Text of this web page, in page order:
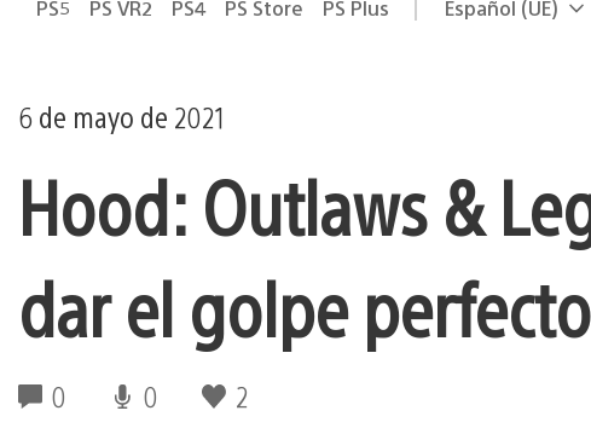
PS5 PS VR2 PS4 PS Store PS Plus Selecciona
Región
Español (UE)
6 de mayo de 2021
Hood: Outlaws &
dar el golpe perfecto
0 0 2